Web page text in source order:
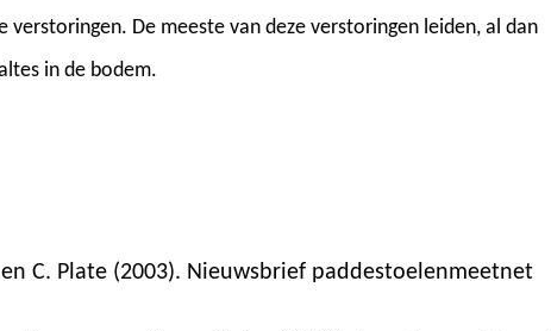
verstoringen. De meeste van deze verstoringen leiden, al dan
in de bodem.
C. Plate (2003). Nieuwsbrief paddestoelenmeetnet